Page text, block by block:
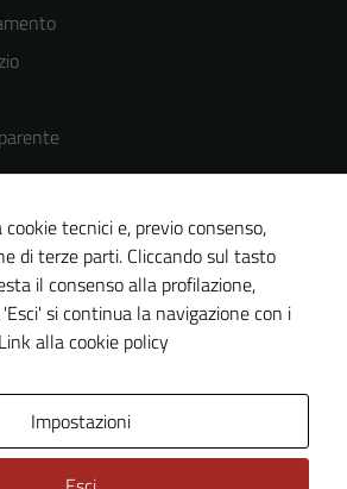
del sito
tecnici e, previo consenso,
di terze parti. Cliccando sul tasto
il consenso alla profilazione,
si continua la navigazione con i
Link alla cookie policy
Impostazioni